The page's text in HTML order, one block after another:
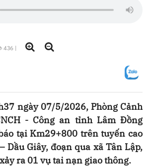
436 |
ngày 07/5/2026, Phòng Cảnh
- Công an tỉnh Lâm Đồng
tại Km29+800 trên tuyến cao
Dầu Giây, đoạn qua xã Tân Lập,
ra 01 vụ tai nạn giao thông.